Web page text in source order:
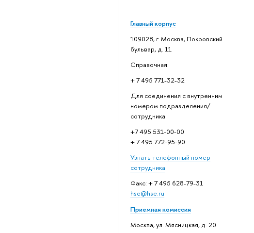
Главный корпус
109028, г. Москва, Покровский
бульвар, д. 11
Справочная:
+ 7 495 771-32-32
Для соединения с внутренним
номером подразделения/
сотрудника:
+7 495 531-00-00
+ 7 495 772-95-90
Узнать телефонный номер
сотрудника
Факс: + 7 495 628-79-31
hse@hse.ru
Приемная комиссия
Москва, ул. Мясницкая, д. 20